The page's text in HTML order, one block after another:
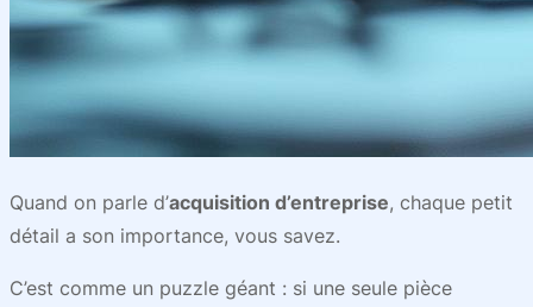
Quand on parle d’acquisition d’entreprise, chaque petit
détail a son importance, vous savez.
C’est comme un puzzle géant : si une seule pièce